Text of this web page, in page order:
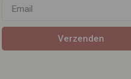
Verzenden